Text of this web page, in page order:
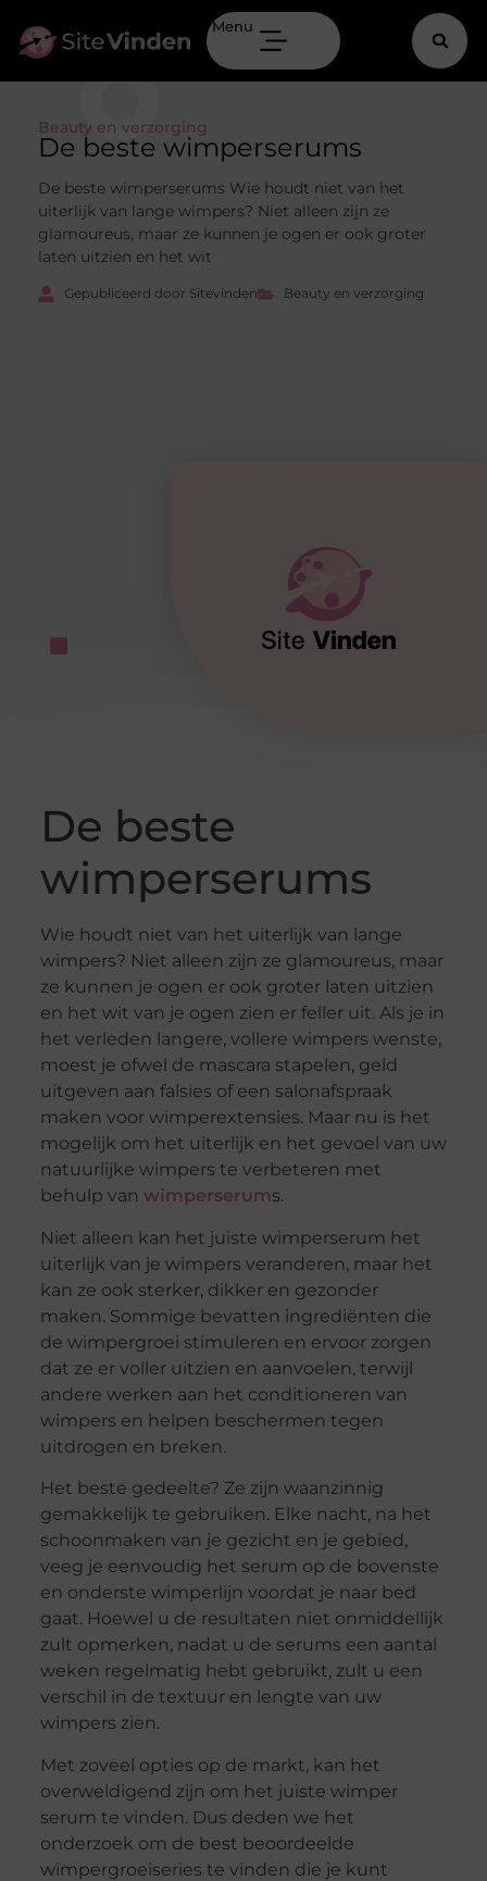
Menu
Beauty en verzorging
De beste wimperserums
De beste wimperserums Wie houdt niet van het
uiterlijk van lange wimpers? Niet alleen zijn ze
glamoureus, maar ze kunnen je ogen er ook groter
laten uitzien en het wit
Gepubliceerd door Sitevinden Beauty en verzorging
De beste
wimperserums
Wie houdt niet van het uiterlijk van lange
wimpers? Niet alleen zijn ze glamoureus, maar
ze kunnen je ogen er ook groter laten uitzien
en het wit van je ogen zien er feller uit. Als je in
het verleden langere, vollere wimpers wenste,
moest je ofwel de mascara stapelen, geld
uitgeven aan falsies of een salonafspraak
maken voor wimperextensies. Maar nu is het
mogelijk om het uiterlijk en het gevoel van uw
natuurlijke wimpers te verbeteren met
behulp van wimperserums.
Niet alleen kan het juiste wimperserum het
uiterlijk van je wimpers veranderen, maar het
kan ze ook sterker, dikker en gezonder
maken. Sommige bevatten ingrediënten die
de wimpergroei stimuleren en ervoor zorgen
dat ze er voller uitzien en aanvoelen, terwijl
andere werken aan het conditioneren van
wimpers en helpen beschermen tegen
uitdrogen en breken.
Het beste gedeelte? Ze zijn waanzinnig
gemakkelijk te gebruiken. Elke nacht, na het
schoonmaken van je gezicht en je gebied,
veeg je eenvoudig het serum op de bovenste
en onderste wimperlijn voordat je naar bed
gaat. Hoewel u de resultaten niet onmiddellijk
zult opmerken, nadat u de serums een aantal
weken regelmatig hebt gebruikt, zult u een
verschil in de textuur en lengte van uw
wimpers zien.
Met zoveel opties op de markt, kan het
overweldigend zijn om het juiste wimper
serum te vinden. Dus deden we het
onderzoek om de best beoordeelde
wimpergroeiseries te vinden die je kunt